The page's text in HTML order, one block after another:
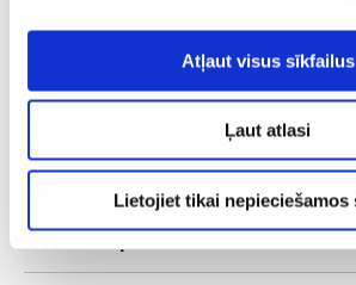
Atļaut visus sīkfailus
Ļaut atlasi
Lietojiet tikai nepieciešamos
34 36 38 40 42
Mēs izmantojam EUR un INT izmēru